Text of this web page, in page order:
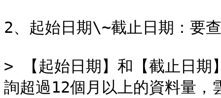
2、起始日期\~截止日期：要
> 【起始日期】和【截止日期
詢超過12個月以上的資料量，